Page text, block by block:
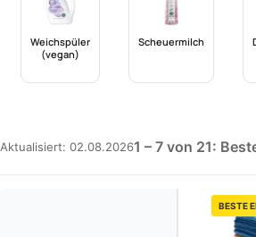
Weichspüler
(vegan)
Scheuermilch
Aktualisiert: 02.08.20261 – 7 von 21:
BESTE